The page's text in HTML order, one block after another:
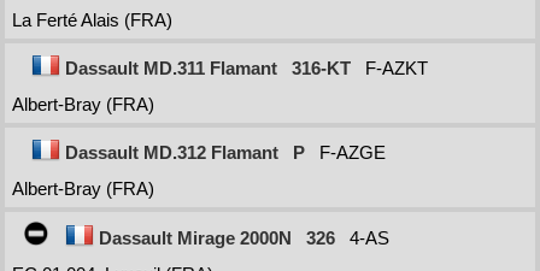
La Ferté Alais (FRA)
Dassault MD.311 Flamant 316-KT
F-AZKT
Albert-Bray (FRA)
Dassault MD.312 Flamant P
F-AZGE
Albert-Bray (FRA)
Dassault Mirage 2000N 326
4-AS